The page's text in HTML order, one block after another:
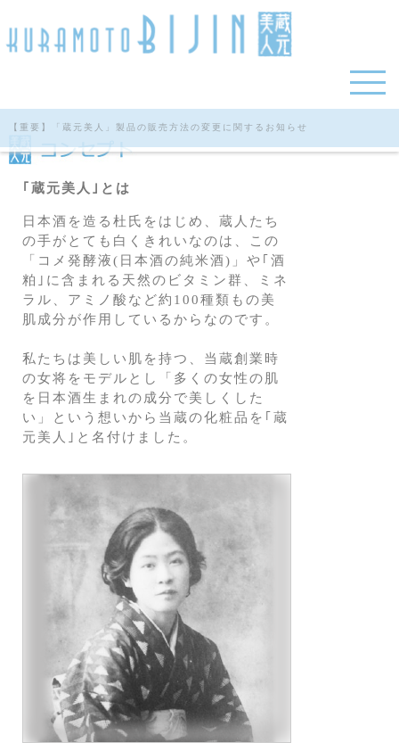
【重要】「蔵元美人」製品の販売方法の変更に関するお知らせ
｢蔵元美人｣とは
日本酒を造る杜氏をはじめ、蔵人たち
の手がとても白くきれいなのは、この
「コメ発酵液(日本酒の純米酒)」や｢酒
粕｣に含まれる天然のビタミン群、ミネ
ラル、アミノ酸など約100種類もの美
肌成分が作用しているからなのです。
私たちは美しい肌を持つ、当蔵創業時
の女将をモデルとし「多くの女性の肌
を日本酒生まれの成分で美しくした
い」という想いから当蔵の化粧品を｢蔵
元美人｣と名付けました。